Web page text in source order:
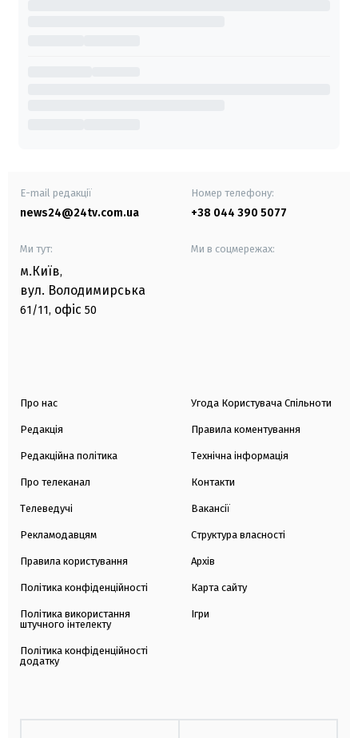
E-mail редакції
news24@24tv.com.ua
Номер телефону:
+38 044 390 5077
Ми тут:
м.Київ,
вул. Володимирська
61/11, офіс 50
Ми в соцмережах:
Про нас
Редакція
Редакційна політика
Про телеканал
Телеведучі
Рекламодавцям
Правила користування
Політика конфіденційності
Політика використання
штучного інтелекту
Політика конфіденційності
додатку
Угода Користувача Спільноти
Правила коментування
Технічна інформація
Контакти
Вакансії
Структура власності
Архів
Карта сайту
Ігри